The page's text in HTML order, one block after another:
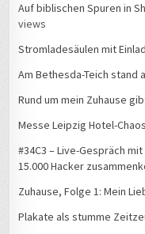
Auf biblischen Spuren in
views
Stromladesäulen mit
Am Bethesda-Teich stand
Rund um mein Zuhause
Messe Leipzig Hotel-
#34C3 – Live-Gespräch
15.000 Hacker
Zuhause, Folge 1: Mein
Plakate als stumme